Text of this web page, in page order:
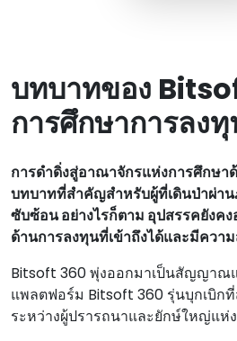
บทบาทของ
การศึกษาการลง
การดําดิ่งสู่อาณาจักรแห่งการศึกษา
บทบาทที่สําคัญสําหรับผู้ที่เดินป่าผ่า
ซับซ้อน อย่างไรก็ตาม อุปสรรคยังค
ด้านการลงทุนที่เข้าถึงได้และมีควา
Bitsoft 360 พุ่งออกมาเป็นสัญญาณ
แพลตฟอร์ม Bitsoft 360 รุ่นบุกเบิกที่
ระหว่างผู้ปรารถนาและยักษ์ใหญ่แห่